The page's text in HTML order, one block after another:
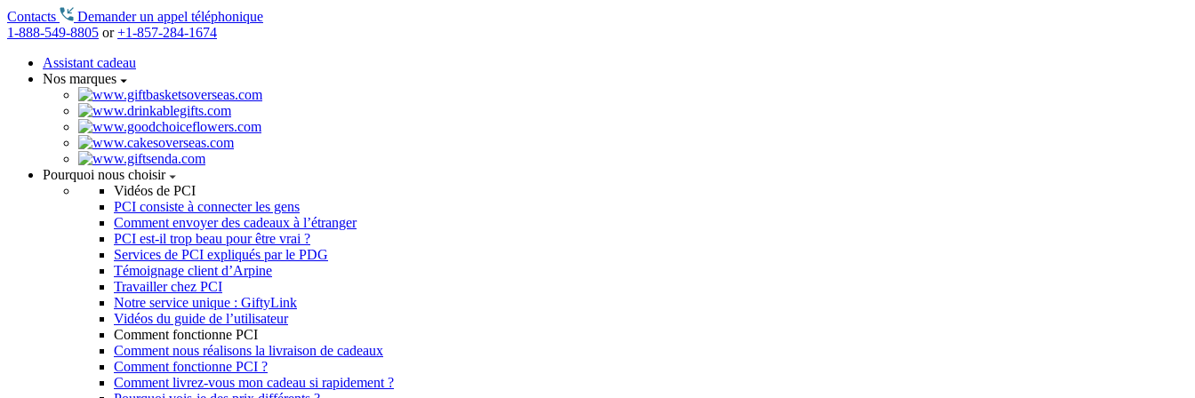
Contacts
Demander un appel téléphonique
1-888-549-8805 or+1-857-284-1674
Assistant cadeau
Nos marques
Pourquoi nous choisir
Vidéos de PCI
PCI consiste à connecter les gens
Comment envoyer des cadeaux à l’étranger
PCI est-il trop beau pour être vrai ?
Services de PCI expliqués par le PDG
Témoignage client d’Arpine
Travailler chez PCI
Notre service unique : GiftyLink
Vidéos du guide de l’utilisateur
Comment fonctionne PCI
Comment nous réalisons la livraison de cadeaux
Comment fonctionne PCI ?
Comment livrez-vous mon cadeau si rapidement ?